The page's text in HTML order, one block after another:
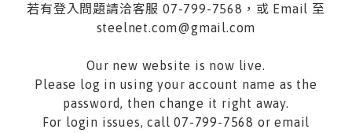
若有登入問題請洽客服 07-799-7568，或 Email 至
steelnet.com@gmail.com
Our new website is now live.
Please log in using your account name as the
password, then change it right away.
For login issues, call 07-799-7568 or email